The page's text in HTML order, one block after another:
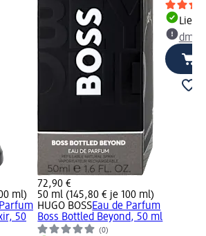
ml)
50
72,90 €
50 ml (145,80 € je 100 ml)
HUGO BOSSEau de Parfum
Boss Bottled Beyond, 50 ml
(0)
dm